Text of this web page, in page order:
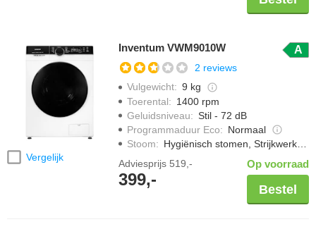
Vergelijk
Inventum VWM9010W A
2 reviews
Vulgewicht: 9 kg
Toerental: 1400 rpm
Geluidsniveau: Stil - 72 dB
Programmaduur Eco: Normaal
Stoom: Hygiënisch stomen, Strijkwerk verminderen
Adviesprijs 519,-
399,-
Op voorraad
Bestel